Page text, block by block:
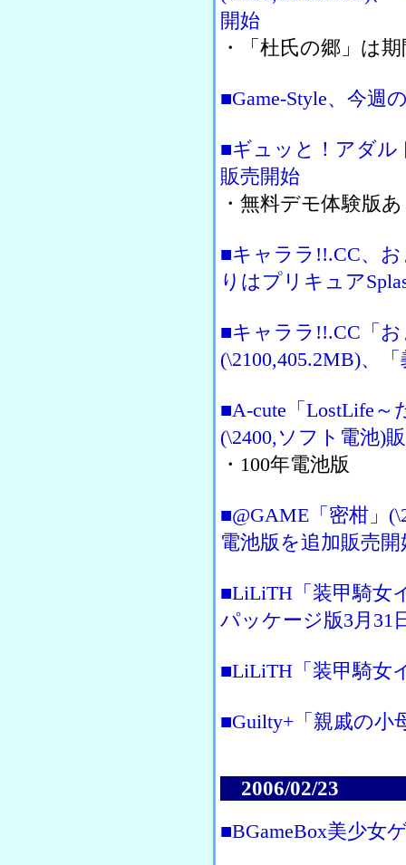
開始
・「杜氏の郷」は
■Game-Style、今週
■ギュッと！アダル
販売開始
・無料デモ体験版
■キャララ!!.CC、
りはプリキュア
■キャララ!!.CC「
(\2100,405.2MB)、
■A-cute「LostLife
(\2400,ソフト電池)
・100年電池版
■@GAME「密柑」
電池版を追加販売開
■LiLiTH「装甲騎女
パッケージ版3月31
■LiLiTH「装甲騎女
■Guilty+「親戚の小
2006/02/23
■BGameBox美少女